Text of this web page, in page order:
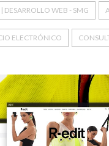
WEB - SMG
ELECTRÓNICO